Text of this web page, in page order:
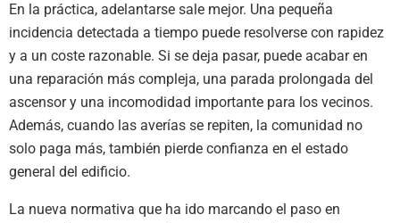
En la práctica, adelantarse sale mejor. Una pequeña
incidencia detectada a tiempo puede resolverse con rapidez
y a un coste razonable. Si se deja pasar, puede acabar en
una reparación más compleja, una parada prolongada del
ascensor y una incomodidad importante para los vecinos.
Además, cuando las averías se repiten, la comunidad no
solo paga más, también pierde confianza en el estado
general del edificio.
La nueva normativa que ha ido marcando el paso en